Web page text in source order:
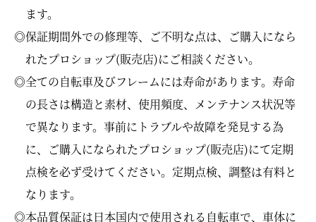
ます。
◎保証期間外での修理等、ご不明な点は、ご購入になら
れたプロショップ(販売店)にご相談ください。
◎全ての自転車及びフレームには寿命があります。寿命
の長さは構造と素材、使用頻度、メンテナンス状況等
で異なります。事前にトラブルや故障を発見する為
に、ご購入になられたプロショップ(販売店)にて定期
点検を必ず受けてください。定期点検、調整は有料と
なります。
◎本品質保証は日本国内で使用される自転車で、車体に